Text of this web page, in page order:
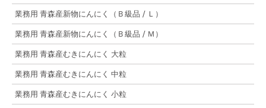
業務用 青森産新物にんにく（Ｂ級品 / Ｌ）
業務用 青森産新物にんにく（Ｂ級品 / Ｍ）
業務用 青森産むきにんにく 大粒
業務用 青森産むきにんにく 中粒
業務用 青森産むきにんにく 小粒